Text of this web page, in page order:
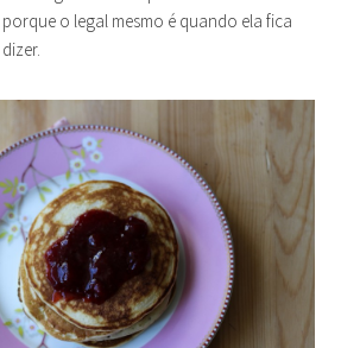
o legal mesmo é quando ela fica